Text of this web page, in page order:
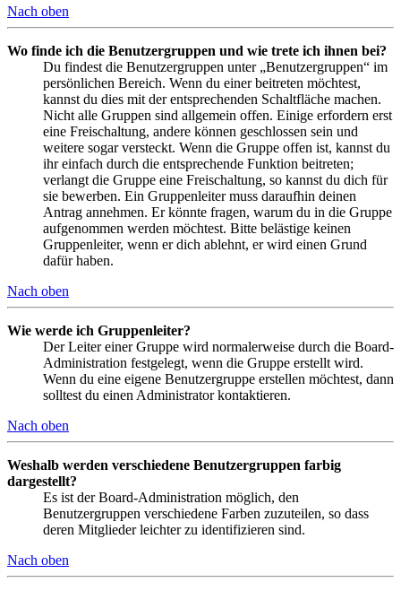
Nach oben
Wo finde ich die Benutzergruppen und wie trete ich ihnen bei?
Du findest die Benutzergruppen unter „Benutzergruppen“ im
persönlichen Bereich. Wenn du einer beitreten möchtest,
kannst du dies mit der entsprechenden Schaltfläche machen.
Nicht alle Gruppen sind allgemein offen. Einige erfordern erst
eine Freischaltung, andere können geschlossen sein und
weitere sogar versteckt. Wenn die Gruppe offen ist, kannst du
ihr einfach durch die entsprechende Funktion beitreten;
verlangt die Gruppe eine Freischaltung, so kannst du dich für
sie bewerben. Ein Gruppenleiter muss daraufhin deinen
Antrag annehmen. Er könnte fragen, warum du in die Gruppe
aufgenommen werden möchtest. Bitte belästige keinen
Gruppenleiter, wenn er dich ablehnt, er wird einen Grund
dafür haben.
Nach oben
Wie werde ich Gruppenleiter?
Der Leiter einer Gruppe wird normalerweise durch die Board-
Administration festgelegt, wenn die Gruppe erstellt wird.
Wenn du eine eigene Benutzergruppe erstellen möchtest, dann
solltest du einen Administrator kontaktieren.
Nach oben
Weshalb werden verschiedene Benutzergruppen farbig
dargestellt?
Es ist der Board-Administration möglich, den
Benutzergruppen verschiedene Farben zuzuteilen, so dass
deren Mitglieder leichter zu identifizieren sind.
Nach oben